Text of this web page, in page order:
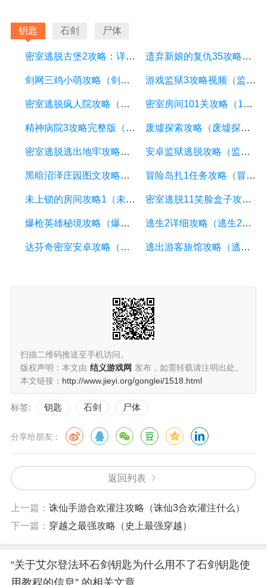
钥匙 石剑 尸体
密室逃脱古堡2攻略：详解通关技巧和关卡解析 遗弃新娘的复仇35攻略（遗弃新娘的复仇小游戏攻略）
剑网三鸡小萌攻略（剑三 鸡小萌） 游戏监狱3攻略视频（监狱游戏怎么玩）
密室逃脱疯人院攻略（密室逃脱疯人院攻略第一章） 密室房间101关攻略（1524334251密室100房间12关）
精神病院3攻略完整版（精神病院3怎么通关） 废墟探索攻略（废墟探索者攻略）
密室逃脱逃出地牢攻略（密室逃脱 逃出地牢） 安卓监狱逃脱攻略（监狱逃脱游戏中文版）
黑暗沼泽庄园图文攻略（黑暗沼泽庄园图文攻略大全） 冒险岛扎1任务攻略（冒险岛扎1任务哪里接）
未上锁的房间攻略1（未上锁的房间攻略第10关） 密室逃脱11笑脸盒子攻略（密室逃脱绝境11笑脸游戏）
爆枪英雄秘境攻略（爆枪英雄秘境顺序） 逃生2详细攻略（逃生2详细攻略）
达芬奇密室安卓攻略（达芬奇密室游戏攻略） 逃出游客旅馆攻略（逃出游客旅馆攻略图解）
扫描二维码推送至手机访问。
版权声明：本文由 结义游戏网 发布，如需转载请注明出处。
本文链接： http://www.jieyi.org/gonglei/1518.html
标签: 钥匙 石剑 尸体
分享给朋友：
返回列表
上一篇： 诛仙手游合欢灌注攻略（诛仙3合欢灌注什么）
下一篇： 穿越之最强攻略（史上最强穿越）
“关于艾尔登法环石剑钥匙为什么用不了石剑钥匙使
用教程的信息” 的相关文章